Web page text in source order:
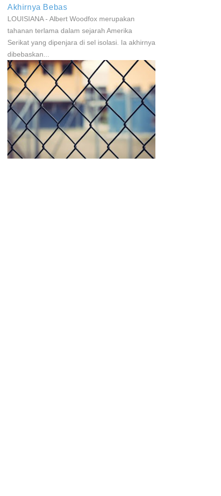
Akhirnya Bebas
LOUISIANA - Albert Woodfox merupakan
tahanan terlama dalam sejarah Amerika
Serikat yang dipenjara di sel isolasi. Ia akhirnya
dibebaskan...